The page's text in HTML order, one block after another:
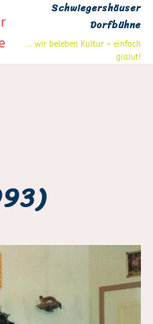
Schwiegershäuser
Dorfbühne
… wir beleben Kultur – einfach
g(a)ut!